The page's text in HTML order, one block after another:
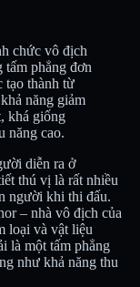
chức vô địch
tấm phẳng đơn
tạo thành từ
năng giảm
khá giống
năng cao.
diễn ra ở
thú vị là rất nhiều
người khi thi đấu.
– nhà vô địch của
loại và vật liệu
là một tấm phẳng
như khả năng thu